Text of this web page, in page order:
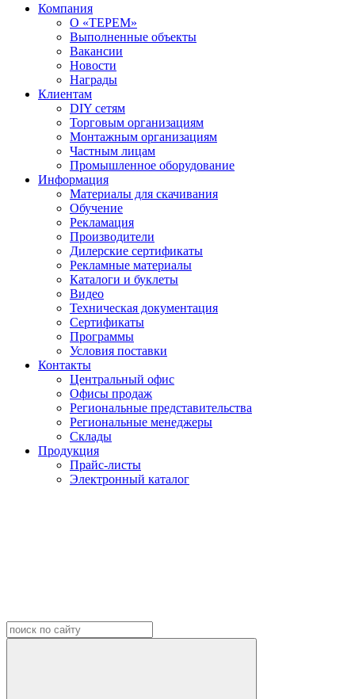
Компания
О «ТЕРЕМ»
Выполненные объекты
Вакансии
Новости
Награды
Клиентам
DIY сетям
Торговым организациям
Монтажным организациям
Частным лицам
Промышленное оборудование
Информация
Материалы для скачивания
Обучение
Рекламация
Производители
Дилерские сертификаты
Рекламные материалы
Каталоги и буклеты
Видео
Техническая документация
Сертификаты
Программы
Условия поставки
Контакты
Центральный офис
Офисы продаж
Региональные представительства
Региональные менеджеры
Склады
Продукция
Прайс-листы
Электронный каталог